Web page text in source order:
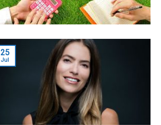
25
Jul